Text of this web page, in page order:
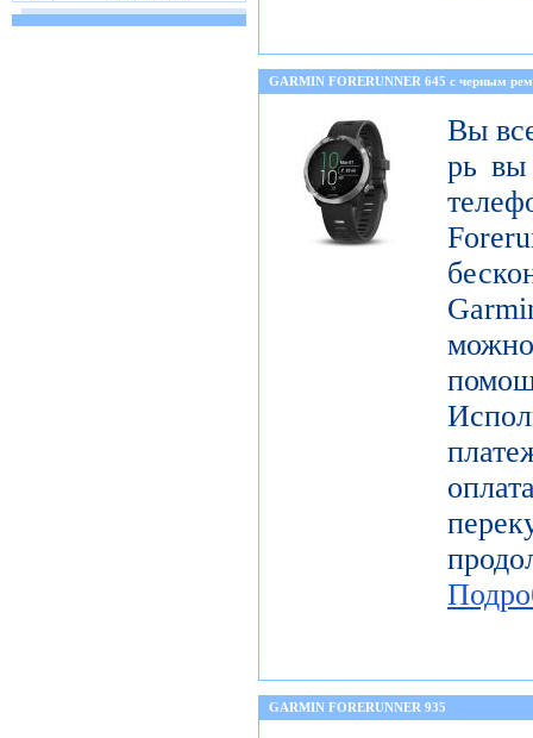
GARMIN FORERUNNER 645 с черным
Вы
рь вы
GARMIN FORERUNNER 935